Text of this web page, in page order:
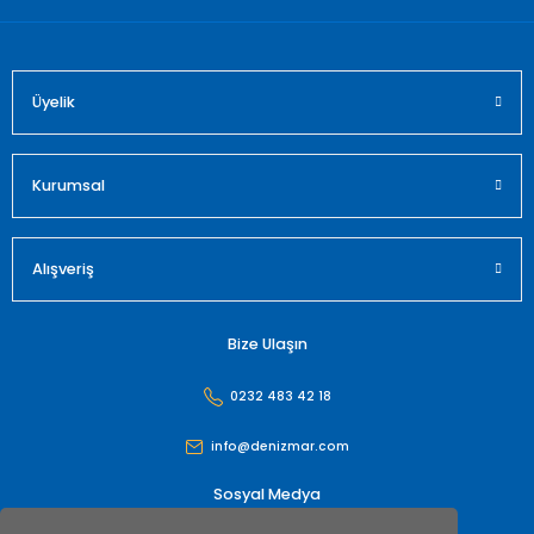
Üyelik
Kurumsal
Alışveriş
Bize Ulaşın
0232 483 42 18
info@denizmar.com
Sosyal Medya